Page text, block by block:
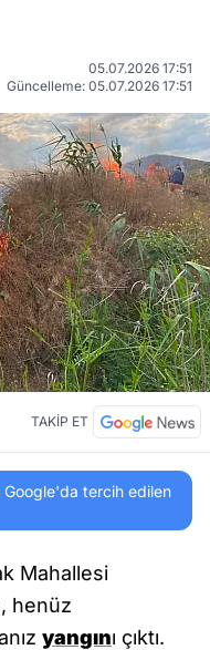
05.07.2026 17:51
Güncelleme: 05.07.2026 17:51
TAKİP ET
Google'da tercih edilen
Mahallesi
henüz
yangını çıktı.